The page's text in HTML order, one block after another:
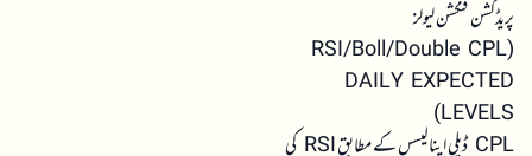
پریڈکشن فنکشن لیولز
(RSI/Boll/Double CPL
DAILY EXPECTED
LEVELS)
CPL ڈیلی اینالیسس کے مطابق RSI کی